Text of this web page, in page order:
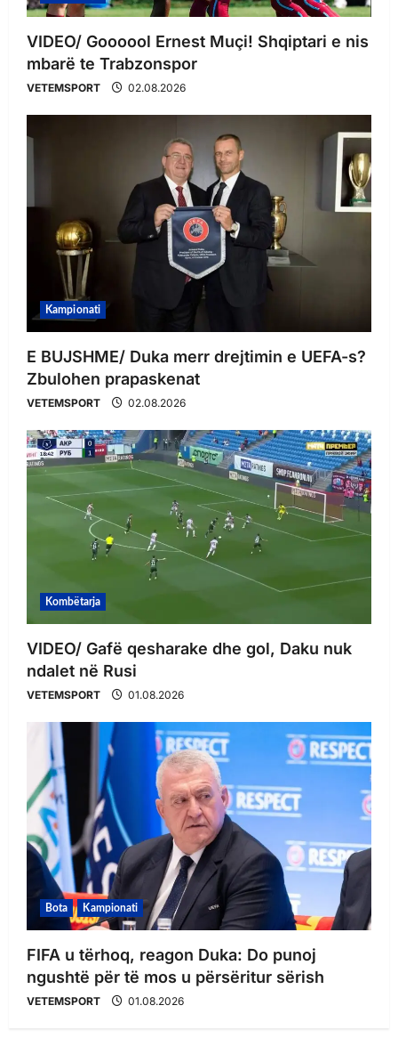
VIDEO/ Goooool Ernest Muçi! Shqiptari e nis
mbarë te Trabzonspor
VETEMSPORT 02.08.2026
Kampionati
E BUJSHME/ Duka merr drejtimin e UEFA-s?
Zbulohen prapaskenat
VETEMSPORT 02.08.2026
Kombëtarja
VIDEO/ Gafë qesharake dhe gol, Daku nuk
ndalet në Rusi
VETEMSPORT 01.08.2026
Bota Kampionati
FIFA u tërhoq, reagon Duka: Do punoj
ngushtë për të mos u përsëritur sërish
VETEMSPORT 01.08.2026